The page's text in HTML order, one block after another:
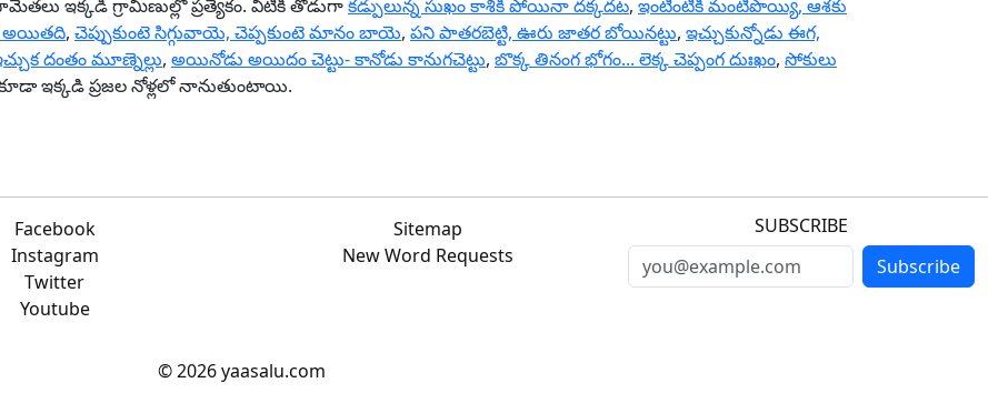
ఇక్కడి గ్రామీణుల్లో ప్రత్యేకం. వీటికి తోడుగాకడ్పులున్న సుఖం కాశికి పోయినా దక్కదట, ఇంటింటికి మంటిపొయ్యి, ఆశకు
అయితది, చెప్పుకుంటె సిగ్గువాయె, చెప్పకుంటె మానం బాయె, పని పాతరబెట్టి, ఊరు జాతర బోయినట్టు, ఇచ్చుకున్నోడు ఈగ,
దంతం మూణ్నెల్లు, అయినోడు అయిదం చెట్టు- కానోడు కానుగచెట్టు, బొక్క తినంగ భోగం... లెక్క చెప్పంగ దుఃఖం, సోకులు
ఇక్కడి ప్రజల నోళ్లలో నానుతుంటాయి.
Facebook
Instagram
Twitter
Youtube
Sitemap
New Word Requests
SUBSCRIBE
Subscribe
©2026 yaasalu.com